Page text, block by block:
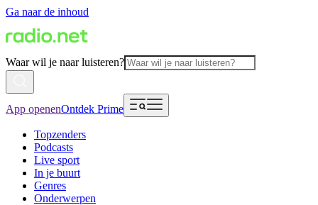
Ga naar de inhoud
Waar wil je naar luisteren?
App openenOntdek Prime
Topzenders
Podcasts
Live sport
In je buurt
Genres
Onderwerpen